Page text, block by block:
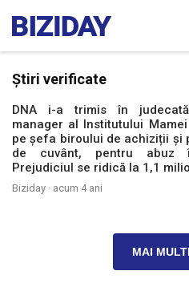
Știri verificate
DNA i-a trimis în
manager al Institutului
pe șefa biroului de achiziții și
de cuvânt, pentru abuz
Prejudiciul se ridică la 1,1
Biziday · acum 4 ani
MAI